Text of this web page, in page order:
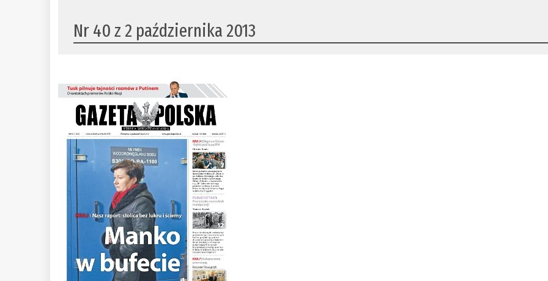
Nr 40 z 2 października 2013